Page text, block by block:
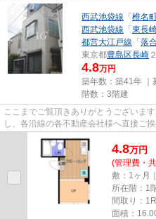
西武池袋線 「 椎名
西武池袋線 「 東長
都営大江戸線 「 落
東京都豊島区長崎
4.8万円
築年数：築41年 ｜
階数：3階建
ここまでご覧頂きありがとうございま
し、各沿線の各不動産会社様へ直接ご
4.8万円
(管理費・
敷：1ヶ月
所在階：1
間取り：1R
面積：